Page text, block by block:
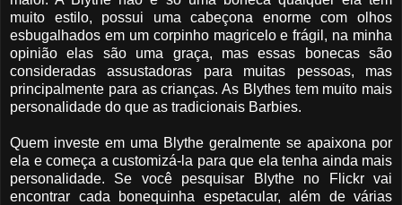
muito estilo, possui uma cabeçona enorme com olhos
esbugalhados em um corpinho magricelo e frágil, na minha
opinião elas são uma graça, mas essas bonecas são
consideradas assustadoras para muitas pessoas, mas
principalmente para as crianças. As Blythes tem muito mais
personalidade do que as tradicionais Barbies.
Quem investe em uma Blythe geralmente se apaixona por
ela e começa a customizá-la para que ela tenha ainda mais
personalidade. Se você pesquisar Blythe no Flickr vai
encontrar cada bonequinha espetacular, além de várias